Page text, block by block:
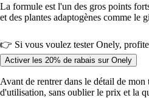
La formule est l'un des gros points
et des plantes adaptogènes comme le
👉 Si vous voulez tester Onely,
Activer les 20% de rabais sur Onely
Avant de rentrer dans le détail de
d'utilisation, sans oublier le prix et la